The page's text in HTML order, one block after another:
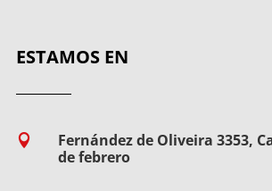
ESTAMOS EN

Fernández de Oliveira 3353,
de febrero